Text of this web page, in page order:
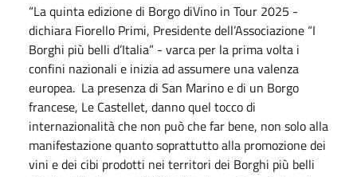
“La quinta edizione di Borgo diVino in Tour 2025 -
dichiara Fiorello Primi, Presidente dell’Associazione “I
Borghi più belli d’Italia” - varca per la prima volta i
confini nazionali e inizia ad assumere una valenza
europea. La presenza di San Marino e di un Borgo
francese, Le Castellet, danno quel tocco di
internazionalità che non può che far bene, non solo alla
manifestazione quanto soprattutto alla promozione dei
vini e dei cibi prodotti nei territori dei Borghi più belli